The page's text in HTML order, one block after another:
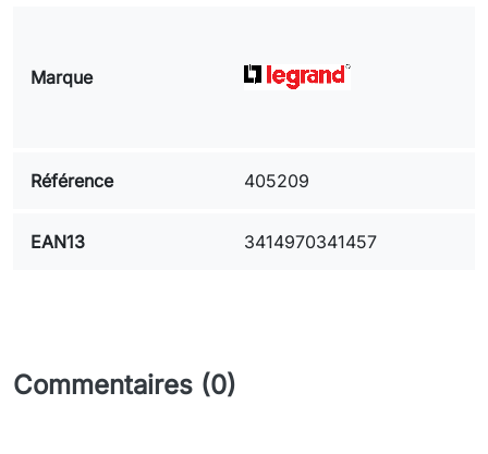
Marque
Référence 405209
EAN13 3414970341457
Commentaires (0)